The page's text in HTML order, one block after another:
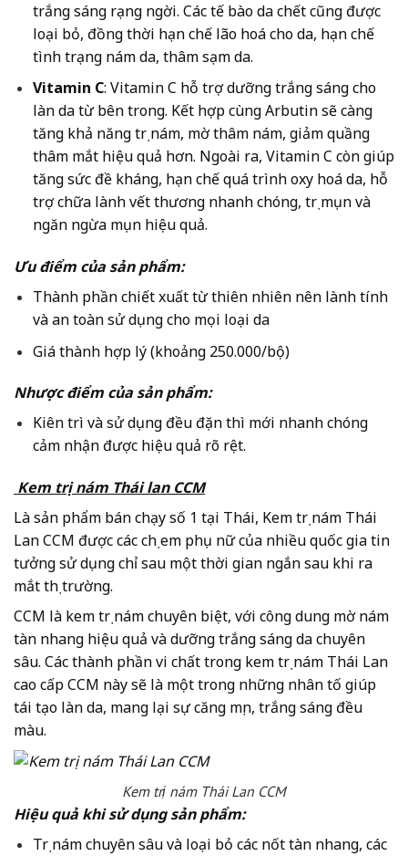
trắng sáng rạng ngời. Các tế bào da chết cũng được
loại bỏ, đồng thời hạn chế lão hoá cho da, hạn chế
tình trạng nám da, thâm sạm da.
Vitamin C: Vitamin C hỗ trợ dưỡng trắng sáng cho
làn da từ bên trong. Kết hợp cùng Arbutin sẽ càng
tăng khả năng trị nám, mờ thâm nám, giảm quầng
thâm mắt hiệu quả hơn. Ngoài ra, Vitamin C còn giúp
tăng sức đề kháng, hạn chế quá trình oxy hoá da, hỗ
trợ chữa lành vết thương nhanh chóng, trị mụn và
ngăn ngừa mụn hiệu quả.
Ưu điểm của sản phẩm:
Thành phần chiết xuất từ thiên nhiên nên lành tính
và an toàn sử dụng cho mọi loại da
Giá thành hợp lý (khoảng 250.000/bộ)
Nhược điểm của sản phẩm:
Kiên trì và sử dụng đều đặn thì mới nhanh chóng
cảm nhận được hiệu quả rõ rệt.
Kem trị nám Thái lan CCM
Là sản phẩm bán chạy số 1 tại Thái, Kem trị nám Thái
Lan CCM được các chị em phụ nữ của nhiều quốc gia tin
tưởng sử dụng chỉ sau một thời gian ngắn sau khi ra
mắt thị trường.
CCM là kem trị nám chuyên biệt, với công dung mờ nám
tàn nhang hiệu quả và dưỡng trắng sáng da chuyên
sâu. Các thành phần vi chất trong kem trị nám Thái Lan
cao cấp CCM này sẽ là một trong những nhân tố giúp
tái tạo làn da, mang lại sự căng mịn, trắng sáng đều
màu.
Kem trị nám Thái Lan CCM
Hiệu quả khi sử dụng sản phẩm:
Trị nám chuyên sâu và loại bỏ các nốt tàn nhang, các